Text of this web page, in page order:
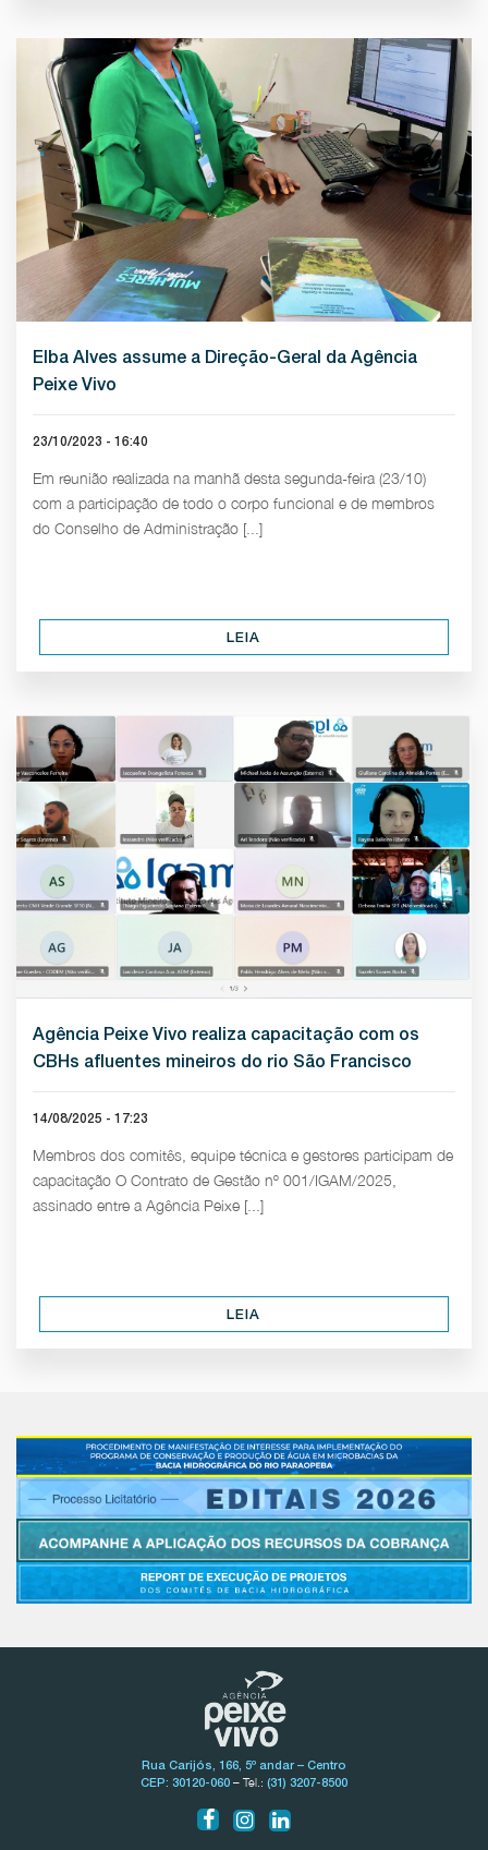
Elba Alves assume a Direção-Geral da Agência
Peixe Vivo
23/10/2023 - 16:40
Em reunião realizada na manhã desta segunda-feira (23/10)
com a participação de todo o corpo funcional e de membros
do Conselho de Administração [...]
LEIA
Agência Peixe Vivo realiza capacitação com os
CBHs afluentes mineiros do rio São Francisco
14/08/2025 - 17:23
Membros dos comitês, equipe técnica e gestores participam de
capacitação O Contrato de Gestão nº 001/IGAM/2025,
assinado entre a Agência Peixe [...]
LEIA
Rua Carijós, 166, 5º andar – Centro
CEP: 30120-060 – Tel.: (31) 3207-8500